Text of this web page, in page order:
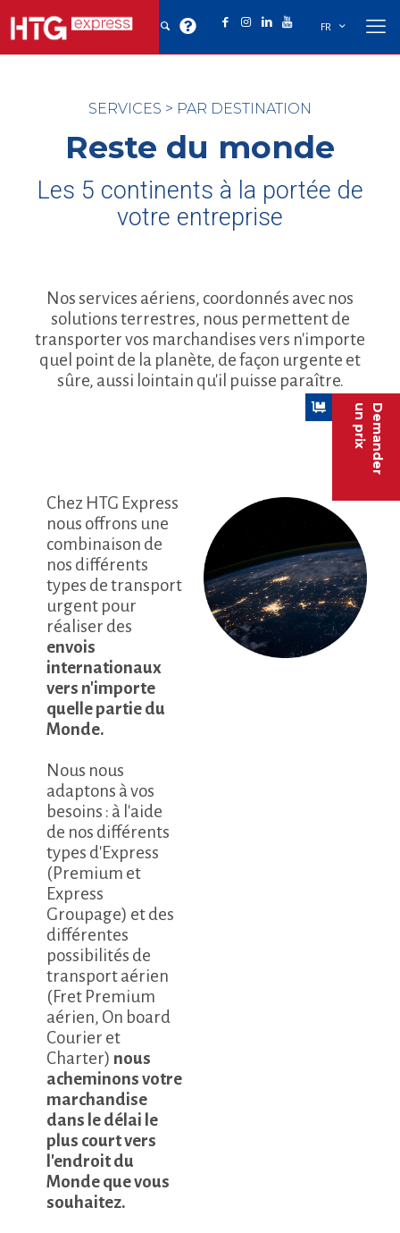
Demander
un prix
FR
SERVICES > PAR DESTINATION
Reste du monde
Les 5 continents à la portée de
votre entreprise
Nos services aériens, coordonnés avec nos
solutions terrestres, nous permettent de
transporter vos marchandises vers n'importe
quel point de la planète, de façon urgente et
sûre, aussi lointain qu'il puisse paraître.
Chez HTG Express
nous offrons une
combinaison de
nos différents
types de transport
urgent pour
réaliser des
envois
internationaux
vers n'importe
quelle partie du
Monde.
Nous nous
adaptons à vos
besoins : à l'aide
de nos différents
types d'Express
(Premium et
Express
Groupage) et des
différentes
possibilités de
transport aérien
(Fret Premium
aérien, On board
Courier et
Charter) nous
acheminons votre
marchandise
dans le délai le
plus court vers
l'endroit du
Monde que vous
souhaitez.